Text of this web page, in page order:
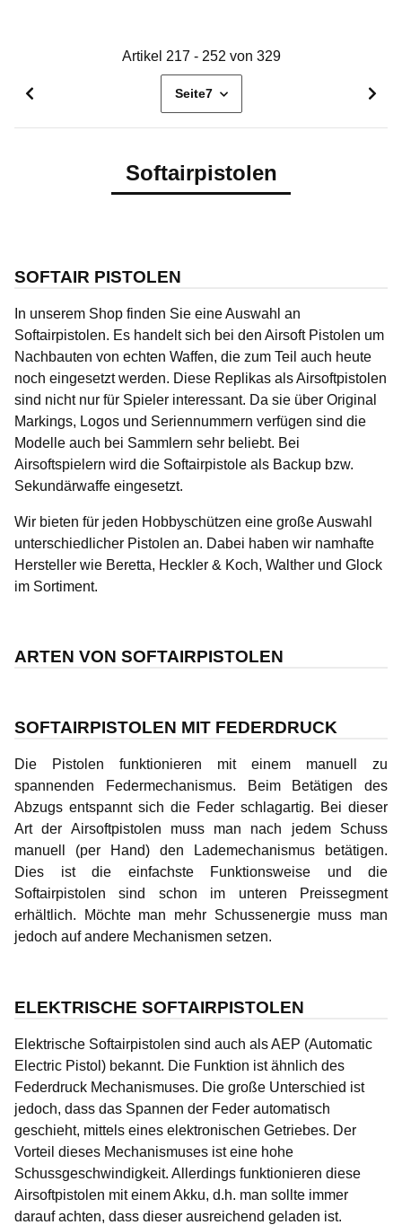
Artikel 217 - 252 von 329
Seite7
Softairpistolen
SOFTAIR PISTOLEN
In unserem Shop finden Sie eine Auswahl an
Softairpistolen. Es handelt sich bei den Airsoft Pistolen um
Nachbauten von echten Waffen, die zum Teil auch heute
noch eingesetzt werden. Diese Replikas als Airsoftpistolen
sind nicht nur für Spieler interessant. Da sie über Original
Markings, Logos und Seriennummern verfügen sind die
Modelle auch bei Sammlern sehr beliebt. Bei
Airsoftspielern wird die Softairpistole als Backup bzw.
Sekundärwaffe eingesetzt.
Wir bieten für jeden Hobbyschützen eine große Auswahl
unterschiedlicher Pistolen an. Dabei haben wir namhafte
Hersteller wie Beretta, Heckler & Koch, Walther und Glock
im Sortiment.
ARTEN VON SOFTAIRPISTOLEN
SOFTAIRPISTOLEN MIT FEDERDRUCK
Die Pistolen funktionieren mit einem manuell zu
spannenden Federmechanismus. Beim Betätigen des
Abzugs entspannt sich die Feder schlagartig. Bei dieser
Art der Airsoftpistolen muss man nach jedem Schuss
manuell (per Hand) den Lademechanismus betätigen.
Dies ist die einfachste Funktionsweise und die
Softairpistolen sind schon im unteren Preissegment
erhältlich. Möchte man mehr Schussenergie muss man
jedoch auf andere Mechanismen setzen.
ELEKTRISCHE SOFTAIRPISTOLEN
Elektrische Softairpistolen sind auch als AEP (Automatic
Electric Pistol) bekannt. Die Funktion ist ähnlich des
Federdruck Mechanismuses. Die große Unterschied ist
jedoch, dass das Spannen der Feder automatisch
geschieht, mittels eines elektronischen Getriebes. Der
Vorteil dieses Mechanismuses ist eine hohe
Schussgeschwindigkeit. Allerdings funktionieren diese
Airsoftpistolen mit einem Akku, d.h. man sollte immer
darauf achten, dass dieser ausreichend geladen ist.